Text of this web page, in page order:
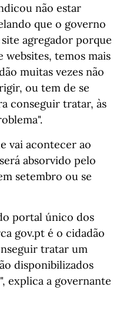
não estar
que o governo
agregador porque
websites, temos mais
muitas vezes não
ou tem de se
conseguir tratar, às
vai acontecer ao
absorvido pelo
setembro ou se
portal único dos
gov.pt é o cidadão
tratar um
disponibilizados
explica a governante